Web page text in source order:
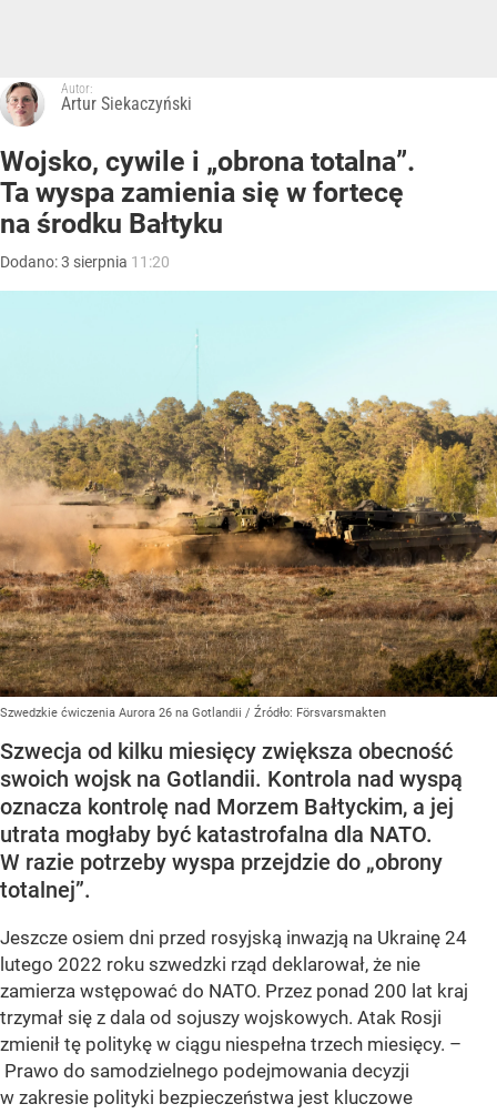
Autor:
Artur Siekaczyński
Wojsko, cywile i „obrona totalna”.
Ta wyspa zamienia się w fortecę
na środku Bałtyku
Dodano:3 sierpnia 11:20
Szwedzkie ćwiczenia Aurora 26 na Gotlandii / Źródło: Försvarsmakten
Szwecja od kilku miesięcy zwiększa obecność
swoich wojsk na Gotlandii. Kontrola nad wyspą
oznacza kontrolę nad Morzem Bałtyckim, a jej
utrata mogłaby być katastrofalna dla NATO.
W razie potrzeby wyspa przejdzie do „obrony
totalnej”.
Jeszcze osiem dni przed rosyjską inwazją na Ukrainę 24
lutego 2022 roku szwedzki rząd deklarował, że nie
zamierza wstępować do NATO. Przez ponad 200 lat kraj
trzymał się z dala od sojuszy wojskowych. Atak Rosji
zmienił tę politykę w ciągu niespełna trzech miesięcy. –
Prawo do samodzielnego podejmowania decyzji
w zakresie polityki bezpieczeństwa jest kluczowe